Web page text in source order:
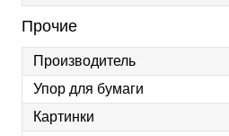
Прочие
Производитель
Упор для бумаги
Картинки